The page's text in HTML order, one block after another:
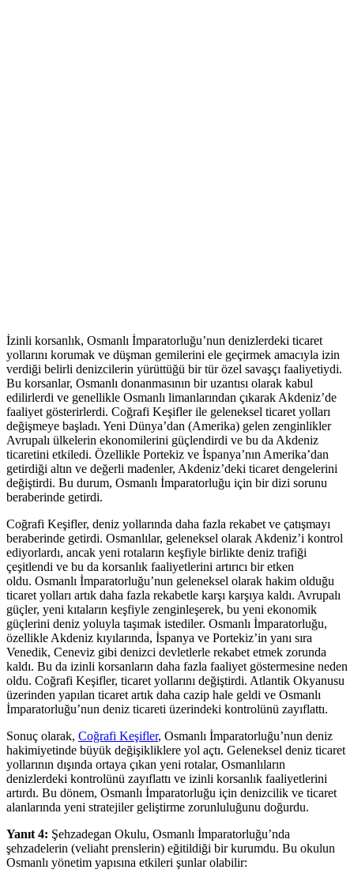
İzinli korsanlık, Osmanlı İmparatorluğu’nun denizlerdeki ticaret
yollarını korumak ve düşman gemilerini ele geçirmek amacıyla izin
verdiği belirli denizcilerin yürüttüğü bir tür özel savaşçı faaliyetiydi.
Bu korsanlar, Osmanlı donanmasının bir uzantısı olarak kabul
edilirlerdi ve genellikle Osmanlı limanlarından çıkarak Akdeniz’de
faaliyet gösterirlerdi. Coğrafi Keşifler ile geleneksel ticaret yolları
değişmeye başladı. Yeni Dünya’dan (Amerika) gelen zenginlikler
Avrupalı ülkelerin ekonomilerini güçlendirdi ve bu da Akdeniz
ticaretini etkiledi. Özellikle Portekiz ve İspanya’nın Amerika’dan
getirdiği altın ve değerli madenler, Akdeniz’deki ticaret dengelerini
değiştirdi. Bu durum, Osmanlı İmparatorluğu için bir dizi sorunu
beraberinde getirdi.
Coğrafi Keşifler, deniz yollarında daha fazla rekabet ve çatışmayı
beraberinde getirdi. Osmanlılar, geleneksel olarak Akdeniz’i kontrol
ediyorlardı, ancak yeni rotaların keşfiyle birlikte deniz trafiği
çeşitlendi ve bu da korsanlık faaliyetlerini artırıcı bir etken
oldu. Osmanlı İmparatorluğu’nun geleneksel olarak hakim olduğu
ticaret yolları artık daha fazla rekabetle karşı karşıya kaldı. Avrupalı
güçler, yeni kıtaların keşfiyle zenginleşerek, bu yeni ekonomik
güçlerini deniz yoluyla taşımak istediler. Osmanlı İmparatorluğu,
özellikle Akdeniz kıyılarında, İspanya ve Portekiz’in yanı sıra
Venedik, Ceneviz gibi denizci devletlerle rekabet etmek zorunda
kaldı. Bu da izinli korsanların daha fazla faaliyet göstermesine neden
oldu. Coğrafi Keşifler, ticaret yollarını değiştirdi. Atlantik Okyanusu
üzerinden yapılan ticaret artık daha cazip hale geldi ve Osmanlı
İmparatorluğu’nun deniz ticareti üzerindeki kontrolünü zayıflattı.
Sonuç olarak, Coğrafi Keşifler, Osmanlı İmparatorluğu’nun deniz
hakimiyetinde büyük değişikliklere yol açtı. Geleneksel deniz ticaret
yollarının dışında ortaya çıkan yeni rotalar, Osmanlıların
denizlerdeki kontrolünü zayıflattı ve izinli korsanlık faaliyetlerini
artırdı. Bu dönem, Osmanlı İmparatorluğu için denizcilik ve ticaret
alanlarında yeni stratejiler geliştirme zorunluluğunu doğurdu.
Yanıt 4: Şehzadegan Okulu, Osmanlı İmparatorluğu’nda
şehzadelerin (veliaht prenslerin) eğitildiği bir kurumdu. Bu okulun
Osmanlı yönetim yapısına etkileri şunlar olabilir: